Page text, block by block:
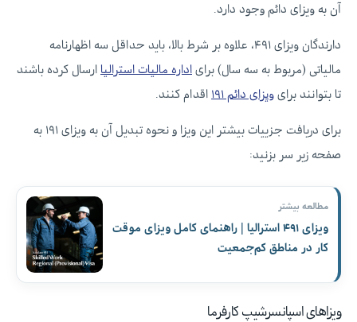
آن به ویزای دائم وجود دارد.
دارندگان ویزای ۴۹۱، علاوه بر شرط بالا، باید حداقل سه اظهارنامه
مالیاتی (مربوط به سه سال) برای اداره مالیات استرالیا ارسال کرده باشند
تا بتوانند برای ویزای دائم ۱۹۱ اقدام کنند.
برای دریافت جزییات بیشتر این ویزا و نحوه تبدیل آن به ویزای ۱۹۱ به
صفحه زیر سر بزنید:
مطالعه بیشتر
ویزای ۴۹۱ استرالیا | راهنمای کامل ویزای موقت
کار در مناطق کم‌جمعیت
ویزاهای اسپانسرشیپ کارفرما